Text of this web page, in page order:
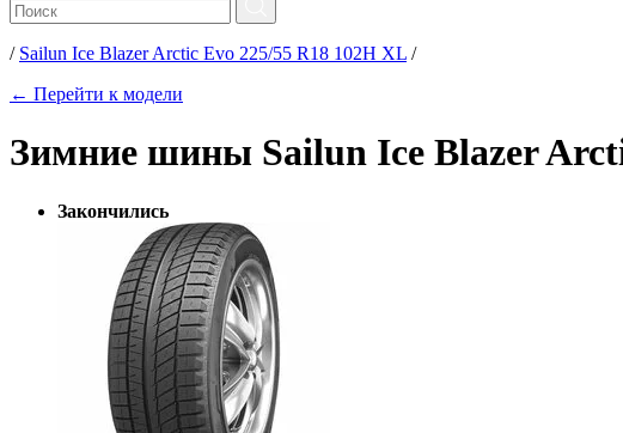
/ Sailun Ice Blazer Arctic Evo 225/55 R18 102H XL /
← Перейти к модели
Зимние шины Sailun Ice Blazer
Закончились